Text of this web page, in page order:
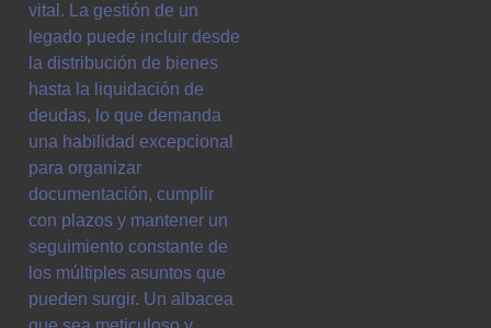
vital. La gestión de un
legado puede incluir desde
la distribución de bienes
hasta la liquidación de
deudas, lo que demanda
una habilidad excepcional
para organizar
documentación, cumplir
con plazos y mantener un
seguimiento constante de
los múltiples asuntos que
pueden surgir. Un albacea